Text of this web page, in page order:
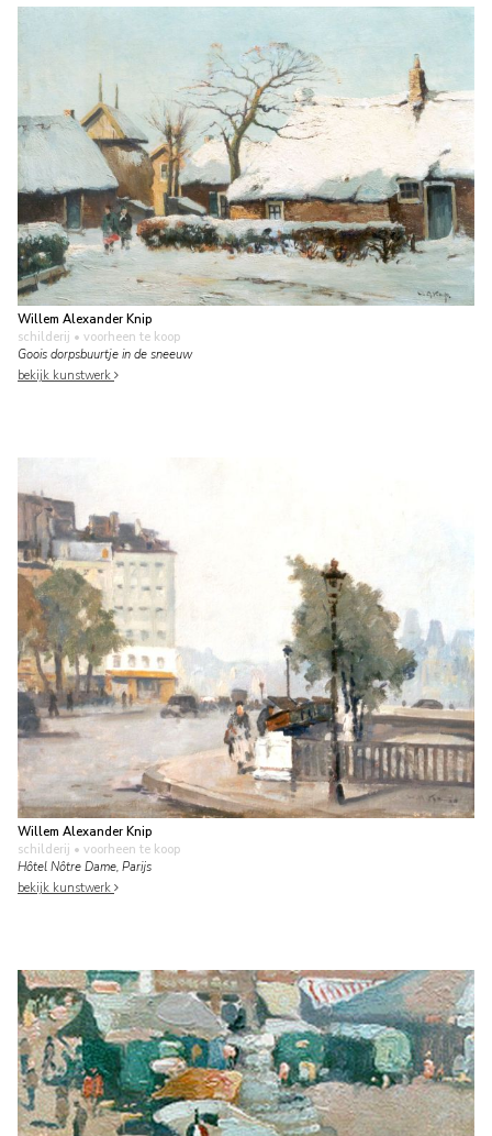
Willem Alexander Knip
schilderij • voorheen te koop
Goois dorpsbuurtje in de sneeuw
bekijk kunstwerk
Willem Alexander Knip
schilderij • voorheen te koop
Hôtel Nôtre Dame, Parijs
bekijk kunstwerk